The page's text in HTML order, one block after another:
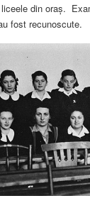
din oraș.
fost recunoscute.